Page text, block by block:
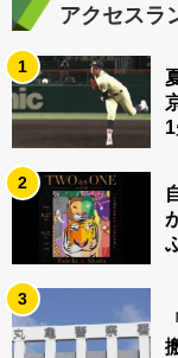
アクセスラ
1
2
3